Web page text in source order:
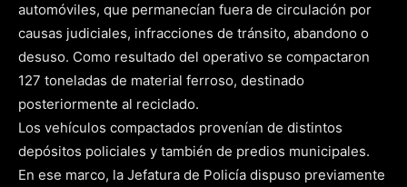
automóviles, que permanecían fuera de circulación por
causas judiciales, infracciones de tránsito, abandono o
desuso. Como resultado del operativo se compactaron
127 toneladas de material ferroso, destinado
posteriormente al reciclado.
Los vehículos compactados provenían de distintos
depósitos policiales y también de predios municipales.
En ese marco, la Jefatura de Policía dispuso previamente